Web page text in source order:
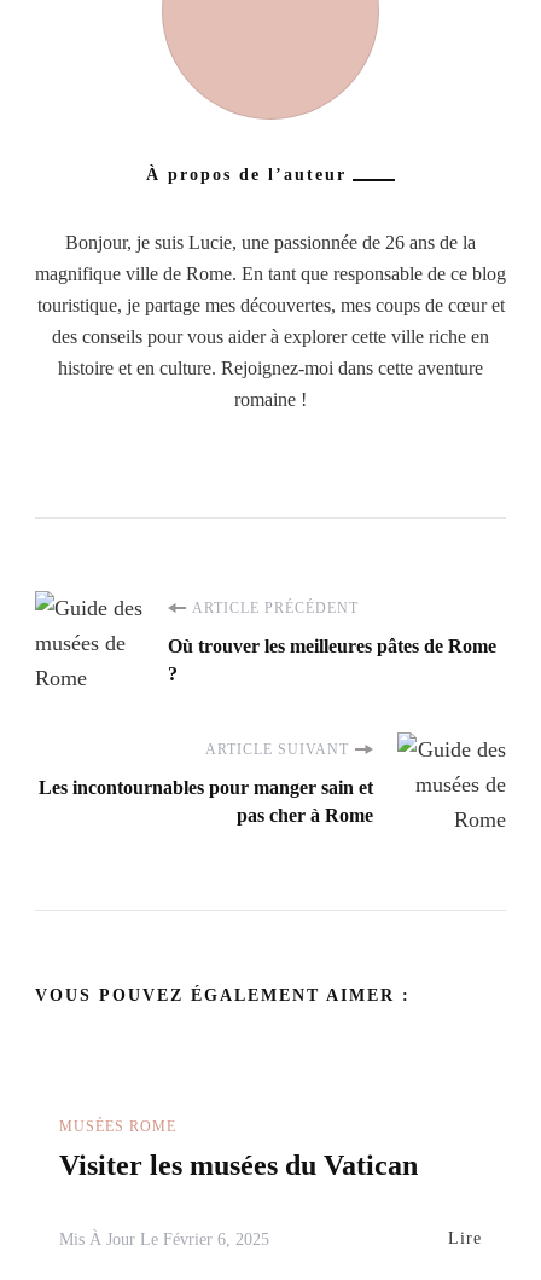
À propos de l’auteur
Bonjour, je suis Lucie, une passionnée de 26 ans de la
magnifique ville de Rome. En tant que responsable de ce blog
touristique, je partage mes découvertes, mes coups de cœur et
des conseils pour vous aider à explorer cette ville riche en
histoire et en culture. Rejoignez-moi dans cette aventure
romaine !
Navigation
d'article
ARTICLE PRÉCÉDENT
Où trouver les meilleures pâtes de Rome
?
ARTICLE SUIVANT
Les incontournables pour manger sain et
pas cher à Rome
VOUS POUVEZ ÉGALEMENT AIMER :
MUSÉES ROME
Visiter les musées du Vatican
Mis À Jour Le Février 6, 2025 Lire